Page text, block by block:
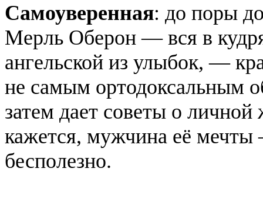
Самоуверенная: до поры
Мерль Оберон — вся в
ангельской из улыбок, —
не самым ортодоксальным
затем дает советы о
кажется, мужчина её мечты
бесполезно.